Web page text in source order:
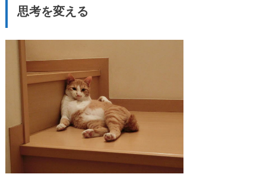
思考を変える